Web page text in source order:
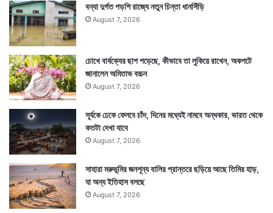
বন্যা দুর্গত পড়শি রাজ্যে নতুন চিন্তা ধানসিঁড়ি
August 7, 2026
চোখে বার্ধক্যের ছাপ পড়েছে, কীভাবে তা লুকিয়ে রাখেন, অকপটে
জানালেন অমিতাভ বচ্চন
August 7, 2026
সূর্যকে ঢেকে ফেলবে চাঁদ, দিনের মধ্যেই নামবে অন্ধকার, ভারত থেকে
কতটা দেখা যাবে
August 7, 2026
সাহারা মরুভূমির জনশূন্য বালির প্রান্তরে ছড়িয়ে আছে তিমির হাড়,
যা অন্য ইতিহাস বলছে
August 7, 2026